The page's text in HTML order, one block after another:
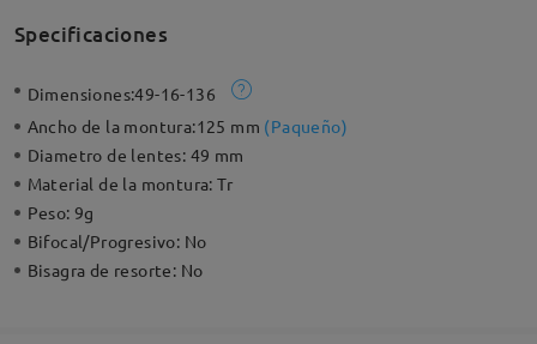
Specificaciones
Dimensiones:49-16-136
Ancho de la montura:125 mm (Paqueño)
Diametro de lentes: 49 mm
Material de la montura:Tr
Peso: 9g
Bifocal/Progresivo: No
Bisagra de resorte: No